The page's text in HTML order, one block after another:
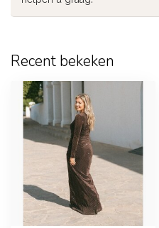
Recent bekeken